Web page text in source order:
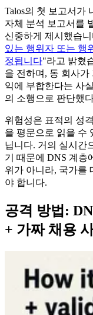
Talos의 첫 보고서가
자체 분석 보고서를
신중하게 제시했습니
있는 행위자 또는 행
정됩니다"라고 밝혔
을 전하며, 동 회사가
익에 부합한다는 사
의 소행으로 판단했
위험성은 표적의 성
을 평문으로 읽을 수
닙니다. 거의 실시간
기 때문에 DNS 계층
위가 아니라, 국가를
야 합니다.
공격 방법:
+ 가짜 채용